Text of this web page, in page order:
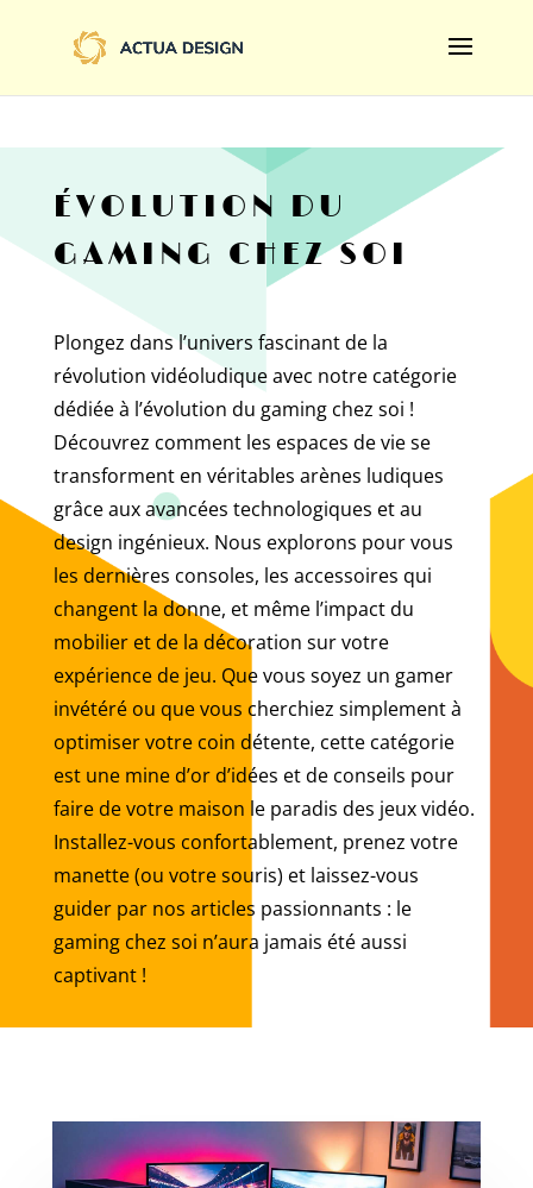
family=Limelight&display=swap');
ÉVOLUTION DU
GAMING CHEZ SOI
Plongez dans l’univers fascinant de la
révolution vidéoludique avec notre catégorie
dédiée à l’évolution du gaming chez soi !
Découvrez comment les espaces de vie se
transforment en véritables arènes ludiques
grâce aux avancées technologiques et au
design ingénieux. Nous explorons pour vous
les dernières consoles, les accessoires qui
changent la donne, et même l’impact du
mobilier et de la décoration sur votre
expérience de jeu. Que vous soyez un gamer
invétéré ou que vous cherchiez simplement à
optimiser votre coin détente, cette catégorie
est une mine d’or d’idées et de conseils pour
faire de votre maison le paradis des jeux vidéo.
Installez-vous confortablement, prenez votre
manette (ou votre souris) et laissez-vous
guider par nos articles passionnants : le
gaming chez soi n’aura jamais été aussi
captivant !